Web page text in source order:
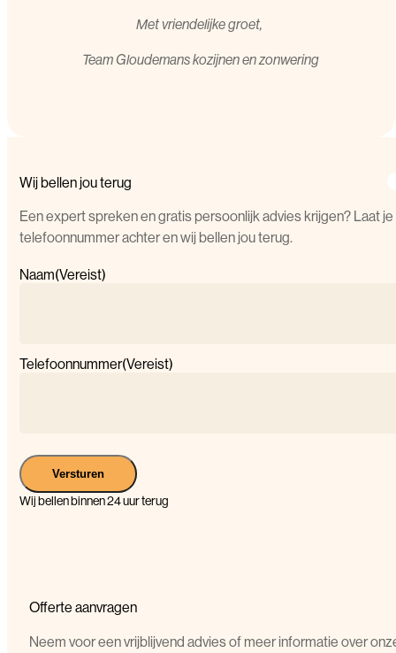
Met vriendelijke groet,
Team Gloudemans kozijnen en zonwering
Wij bellen jou terug
Een expert spreken en gratis persoonlijk advies krijgen? Laat je
telefoonnummer achter en wij bellen jou terug.
Naam(Vereist)
Telefoonnummer(Vereist)
Versturen
Wij bellen binnen 24 uur terug
Offerte aanvragen
Neem voor een vrijblijvend advies of meer informatie over